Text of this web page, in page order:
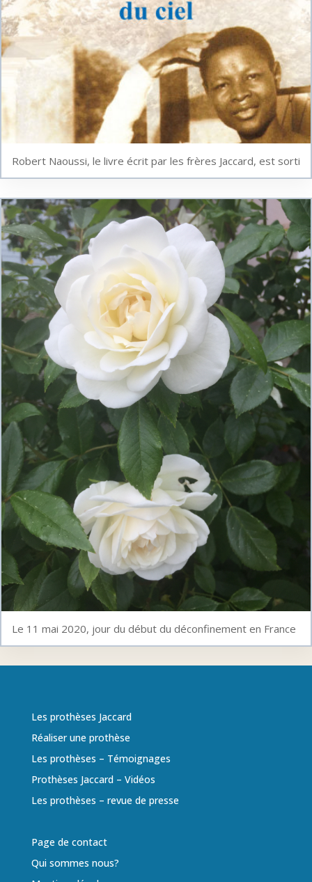
Robert Naoussi, le livre écrit par les frères Jaccard, est sorti
Le 11 mai 2020, jour du début du déconfinement en France
Les prothèses Jaccard
Réaliser une prothèse
Les prothèses – Témoignages
Prothèses Jaccard – Vidéos
Les prothèses – revue de presse
Page de contact
Qui sommes nous?